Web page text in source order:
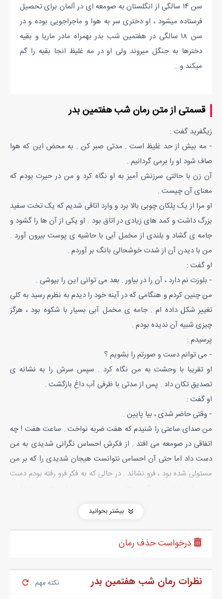
سن ۱۴ سالگی از انگلستان به صومعه ای در آلمان برای تحصیل
فرستاده میشود ، او دختری سر به هوا و ماجراجویی بوده و در
سن ۱۸ سالگی در هفتمین شب بدر بهمراه مادر ماریا و بقیه
دخترها به جنگل میروند ولی او در مه غلیظ انجا بقیه را گم
میکند و...
قسمتی از متن رمان شب هفتمین بدر
زیگفرید گفت :
- مه بیش از حد غلیظ است . مدتی صبر کن . به محض این که هوا
صاف شود او را برمی گردانیم .
آن زن با حالتی سرزنش آمیز به او نگاه کرد و من در حیرت بودم که
معنای آن چیست .
او مرا از یک پلکان چوبی بالا برد و وارد اتاقی شدیم که یک تخت سفید
بزرگ داشت و کمد های زیادی در اتاق بود . او یکی از آن ها را گشود و
جامه ی گشاد و بلندی از مخمل آبی با حاشیه ی پوست بیرون آورد .
من با دیدن آن از شدت خوشحالی بانگ بر آوردم .
او گفت :
- بلوزت نم دارد ، آن را در بیاور . بعد می توانی این را بپوشی .
من چنین کردم و هنگامی که در آینه خود را دیدم به نظرم رسید به کلی
تغییر شکل داده ام . جامه ی مخمل آبی بسیار با شکوه بود ، هرگز
چیزی شبیه آن ندیده بودم .
پرسیدم :
- می توانم دست و صورتم را بشویم ؟
او تقریبا با وحشت به من نگاه کرد . سپس سرش را به نشانه ی
تصدیق تکان داد . پس از مدتی با ظرفی آب داغ بازگشت .
او گفت :
- وقتی حاضر شدی ، بیا پایین .
من صدای ساعتی را شنیدم که هفت ضربه نواخت . ساعت هفت ! چه
اتفاقی در صومعه می افتد . از فکرش احساس نگرانی شدیدی به من
دست داد اما حتی آن احساس نتوانست هیجان شدیدی را که بر من
مستولی شده بود ، فرو نشاند . در حالی که به فکر فرو رفته بودم دست
به دور شانه هایم ریختم ؛ موهایم تیره ، پرپشت و صاف بود . سپس
دختران صومعه می توانستند حالا مرا ببینند .
نفس بلندی کشید . به نظر می رسید که می خواست چیزی بگوید ، اما
بیشتر بخوانید
نظرات رمان شب هفتمین بدر نکته مهم